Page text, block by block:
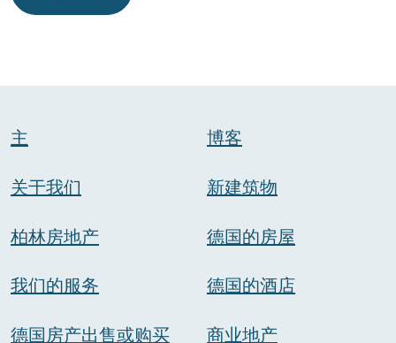
主
关于我们
柏林房地产
我们的服务
德国房产出售或购买
博客
新建筑物
德国的房屋
德国的酒店
商业地产